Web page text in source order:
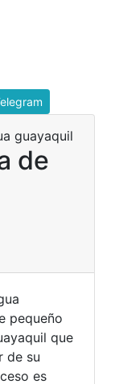
de
pequeño
que
de su
es